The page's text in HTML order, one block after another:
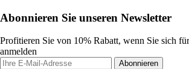
Abonnieren Sie unseren Newsletter
Profitieren Sie von 10% Rabatt, wenn Sie sich
anmelden
Abonnieren